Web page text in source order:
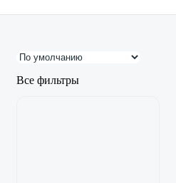
Все фильтры